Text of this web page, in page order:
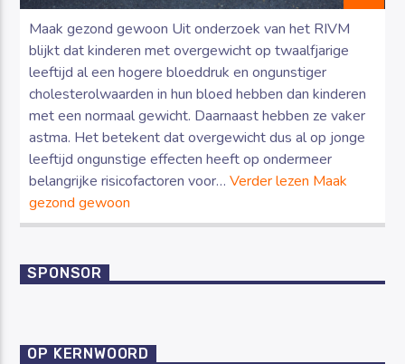
Maak gezond gewoon Uit onderzoek van het RIVM
blijkt dat kinderen met overgewicht op twaalfjarige
leeftijd al een hogere bloeddruk en ongunstiger
cholesterolwaarden in hun bloed hebben dan kinderen
met een normaal gewicht. Daarnaast hebben ze vaker
astma. Het betekent dat overgewicht dus al op jonge
leeftijd ongunstige effecten heeft op ondermeer
belangrijke risicofactoren voor…Verder lezen Maak
gezond gewoon
SPONSOR
OP KERNWOORD